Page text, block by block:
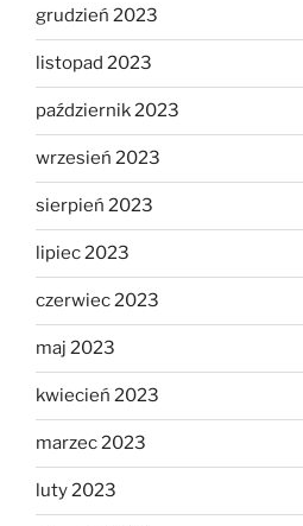
grudzień 2023
listopad 2023
październik 2023
wrzesień 2023
sierpień 2023
lipiec 2023
czerwiec 2023
maj 2023
kwiecień 2023
marzec 2023
luty 2023